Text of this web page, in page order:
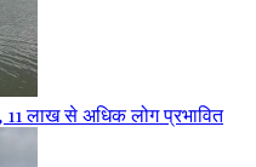
लाख से अधिक लोग प्रभावित